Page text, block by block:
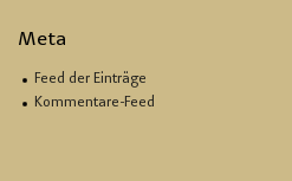
Meta
Feed der Einträge
Kommentare-Feed